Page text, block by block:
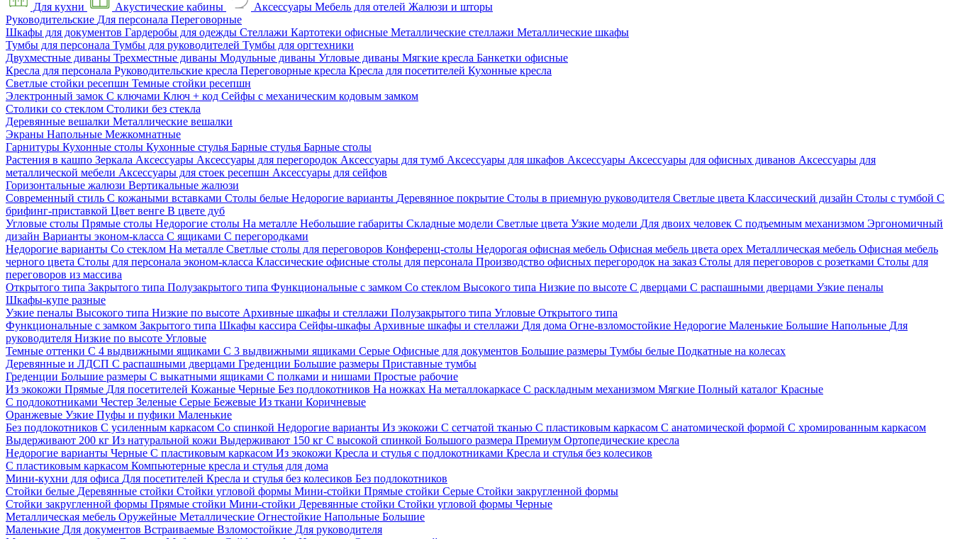
Для кухни Акустические кабины Аксессуары Мебель для отелей Жалюзи и шторы
Руководительские Для персонала Переговорные
Шкафы для документов Гардеробы для одежды Стеллажи Картотеки офисные Металлические стеллажи Металлические шкафы
Тумбы для персонала Тумбы для руководителей Тумбы для оргтехники
Двухместные диваны Трехместные диваны Модульные диваны Угловые диваны Мягкие кресла Банкетки офисные
Кресла для персонала Руководительские кресла Переговорные кресла Кресла для посетителей Кухонные кресла
Светлые стойки ресепшн Темные стойки ресепшн
Электронный замок С ключами Ключ + код Сейфы с механическим кодовым замком
Столики со стеклом Столики без стекла
Деревянные вешалки Металлические вешалки
Экраны Напольные Межкомнатные
Гарнитуры Кухонные столы Кухонные стулья Барные стулья Барные столы
Растения в кашпо Зеркала Аксессуары Аксессуары для перегородок Аксессуары для тумб Аксессуары для шкафов Аксессуары Аксессуары для офисных диванов Аксессуары для
металлической мебели Аксессуары для стоек ресепшн Аксессуары для сейфов
Горизонтальные жалюзи Вертикальные жалюзи
Современный стиль С кожаными вставками Столы белые Недорогие варианты Деревянное покрытие Столы в приемную руководителя Светлые цвета Классический дизайн Столы с тумбой С
брифинг-приставкой Цвет венге В цвете дуб
Угловые столы Прямые столы Недорогие столы На металле Небольшие габариты Складные модели Светлые цвета Узкие модели Для двоих человек С подъемным механизмом Эргономичный
дизайн Варианты эконом-класса С ящиками С перегородками
Недорогие варианты Со стеклом На металле Светлые столы для переговоров Конференц-столы Недорогая офисная мебель Офисная мебель цвета орех Металлическая мебель Офисная мебель
черного цвета Столы для персонала эконом-класса Классические офисные столы для персонала Производство офисных перегородок на заказ Столы для переговоров с розетками Столы для
переговоров из массива
Открытого типа Закрытого типа Полузакрытого типа Функциональные с замком Со стеклом Высокого типа Низкие по высоте С дверцами С распашными дверцами Узкие пеналы
Шкафы-купе разные
Узкие пеналы Высокого типа Низкие по высоте Архивные шкафы и стеллажи Полузакрытого типа Угловые Открытого типа
Функциональные с замком Закрытого типа Шкафы кассира Сейфы-шкафы Архивные шкафы и стеллажи Для дома Огне-взломостойкие Недорогие Маленькие Большие Напольные Для
руководителя Низкие по высоте Угловые
Темные оттенки С 4 выдвижными ящиками С 3 выдвижными ящиками Серые Офисные для документов Большие размеры Тумбы белые Подкатные на колесах
Деревянные и ЛДСП С распашными дверцами Греденции Большие размеры Приставные тумбы
Греденции Большие размеры С выкатными ящиками С полками и нишами Простые рабочие
Из экокожи Прямые Для посетителей Кожаные Черные Без подлокотников На ножках На металлокаркасе С раскладным механизмом Мягкие Полный каталог Красные
С подлокотниками Честер Зеленые Серые Бежевые Из ткани Коричневые
Оранжевые Узкие Пуфы и пуфики Маленькие
Без подлокотников С усиленным каркасом Со спинкой Недорогие варианты Из экокожи С сетчатой тканью С пластиковым каркасом С анатомической формой С хромированным каркасом
Выдерживают 200 кг Из натуральной кожи Выдерживают 150 кг С высокой спинкой Большого размера Премиум Ортопедические кресла
Недорогие варианты Черные С пластиковым каркасом Из экокожи Кресла и стулья с подлокотниками Кресла и стулья без колесиков
С пластиковым каркасом Компьютерные кресла и стулья для дома
Мини-кухни для офиса Для посетителей Кресла и стулья без колесиков Без подлокотников
Стойки белые Деревянные стойки Стойки угловой формы Мини-стойки Прямые стойки Серые Стойки закругленной формы
Стойки закругленной формы Прямые стойки Мини-стойки Деревянные стойки Стойки угловой формы Черные
Металлическая мебель Оружейные Металлические Огнестойкие Напольные Большие
Маленькие Для документов Встраиваемые Взломостойкие Для руководителя